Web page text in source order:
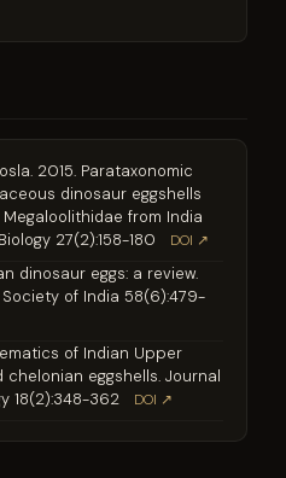
2015. Parataxonomic
dinosaur eggshells
from India
27(2):158-180
DOI ↗
dinosaur eggs: a review.
of India 58(6):479-
of Indian Upper
eggshells. Journal
18(2):348-362
DOI ↗